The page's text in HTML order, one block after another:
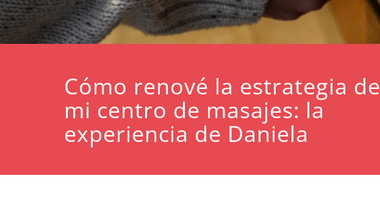
Cómo renové la estrategia de
mi centro de masajes: la
experiencia de Daniela